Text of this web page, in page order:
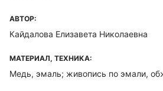
АВТОР:
Кайдалова Елизавета Николаевна
МАТЕРИАЛ, ТЕХНИКА:
Медь, эмаль; живопись по эмали,